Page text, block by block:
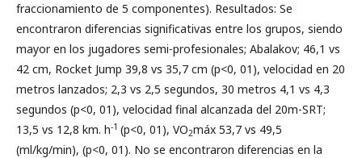
fraccionamiento de 5 componentes). Resultados: Se
encontraron diferencias significativas entre los grupos, siendo
mayor en los jugadores semi-profesionales; Abalakov; 46,1 vs
42 cm, Rocket Jump 39,8 vs 35,7 cm (p<0, 01), velocidad en 20
metros lanzados; 2,3 vs 2,5 segundos, 30 metros 4,1 vs 4,3
segundos (p<0, 01), velocidad final alcanzada del 20m-SRT;
13,5 vs 12,8 km. h-1 (p<0, 01), VO2máx 53,7 vs 49,5
(ml/kg/min), (p<0, 01). No se encontraron diferencias en la